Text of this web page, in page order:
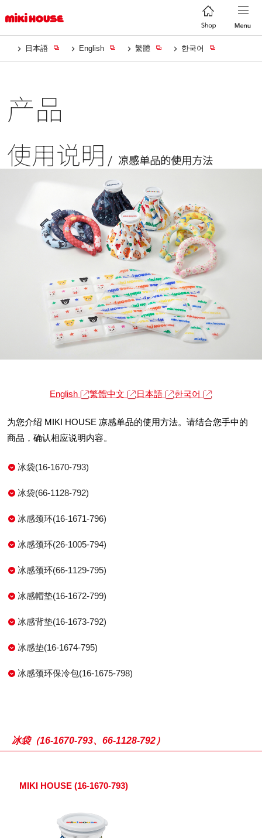
日本語 English 繁體 한국어
产品
使用说明 凉感单品的使用方法
English 繁體中文 日本語 한국어
为您介绍 MIKI HOUSE 凉感单品的使用方法。请结合您手中的
商品，确认相应说明内容。
冰袋(16-1670-793)
冰袋(66-1128-792)
冰感颈环(16-1671-796)
冰感颈环(26-1005-794)
冰感颈环(66-1129-795)
冰感帽垫(16-1672-799)
冰感背垫(16-1673-792)
冰感垫(16-1674-795)
冰感颈环保冷包(16-1675-798)
冰袋（16-1670-793、66-1128-792）
MIKI HOUSE (16-1670-793)